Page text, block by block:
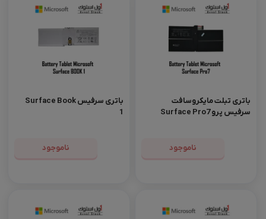
باتری تبلت مایکروسافت
سرفیس پرو Surface Pro7
ناموجود
باتری سرفیس Surface Book
1
ناموجود